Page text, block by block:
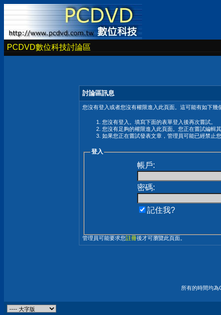
PCDVD數位科技討論區
討論區訊息
您沒有登入或者您沒有權限進入此頁面。這可能有如下幾
您沒有登入。填寫下面的表單登入後再次嘗試。
您沒有足夠的權限進入此頁面。您正在嘗試編輯
如果您正在嘗試發表文章，管理員可能已經禁止
登入
帳戶:
密碼:
記住我?
管理員可能要求您註冊後才可瀏覽此頁面。
所有的時間均為